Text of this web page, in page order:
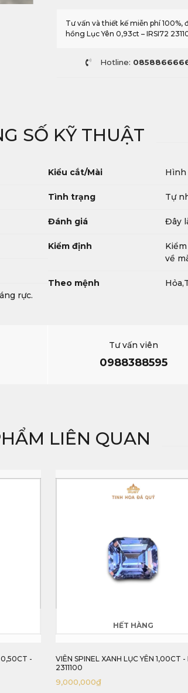
Tư vấn và thiết kế miễn phí
hồng Lục Yên 0,93ct – IRSI72
Hotline:
SỐ KỸ THUẬT
rực.
Kiểu cắt/Mài Hình
Tình trạng Tự
Đánh giá Đây
Kiểm định
về
Theo mệnh
Tư vấn viên
0988388595
LIÊN QUAN
LỤC YÊN 1,00CT - IRSI70
VIÊN SPINEL ĐỎ